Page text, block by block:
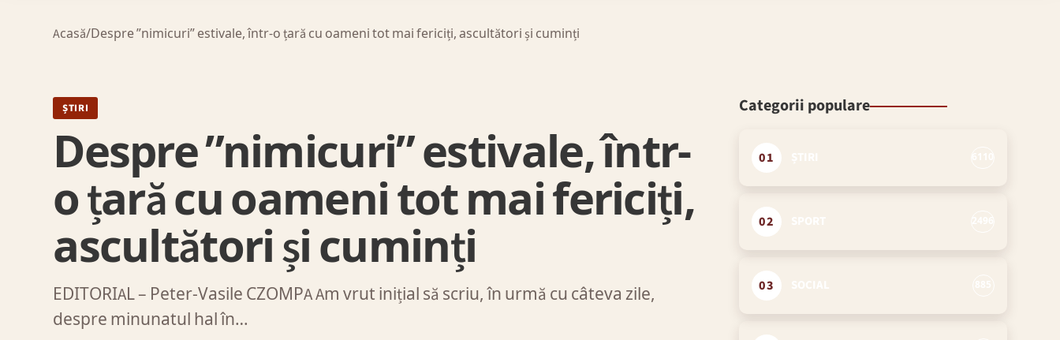
Acasă/Despre ”nimicuri” estivale, într-o țară cu oameni tot mai fericiți, ascultători și cuminți
ȘTIRI
Despre ”nimicuri” estivale, într-
o țară cu oameni tot mai fericiți,
ascultători și cuminți
EDITORIAL – Peter-Vasile CZOMPA Am vrut inițial să scriu, în urmă cu câteva zile,
despre minunatul hal în…
Categorii populare
01
02
03